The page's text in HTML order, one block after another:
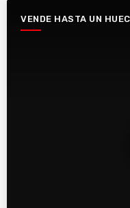
VENDE HASTA UN